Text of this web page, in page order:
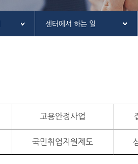
센터에서 하는 일
고용안정사업
국민취업지원제도